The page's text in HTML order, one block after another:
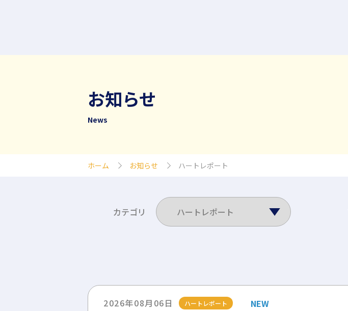
お知らせ
News
ホーム お知らせ ハートレポート
カテゴリ
2026年08月06日 ハートレポート
NEW